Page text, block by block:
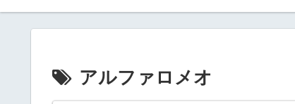
アルファロメオ